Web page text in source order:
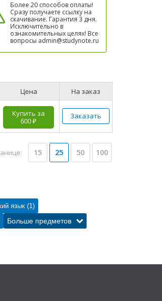
Более 20 способов оплаты!
Сразу получаете ссылку на
скачивание. Гарантия 3 дня.
Исключительно в
ознакомительных целях! Все
вопросы admin@studynote.ru
Цена
На заказ
Купить за
600 ₽
Заказать
15 25 50 100
язык (1)
Больше предметов